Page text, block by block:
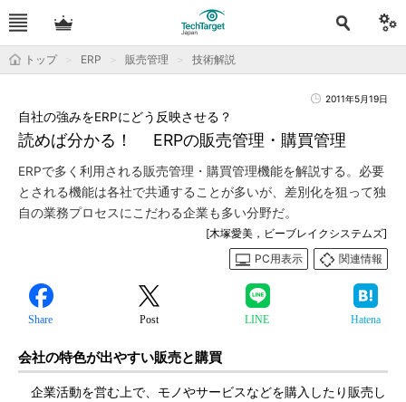
トップ ERP 販売管理 技術解説
2011年5月19日
読めば分かる！ ERPの販売管理・購買管理
自社の強みをERPにどう反映させる？
ERPで多く利用される販売管理・購買管理機能を解説する。必要
とされる機能は各社で共通することが多いが、差別化を狙って独
自の業務プロセスにこだわる企業も多い分野だ。
[木塚愛美，ビーブレイクシステムズ]
PC用表示
関連情報
Share Post LINE Hatena
会社の特色が出やすい販売と購買
企業活動を営む上で、モノやサービスなどを購入したり販売し